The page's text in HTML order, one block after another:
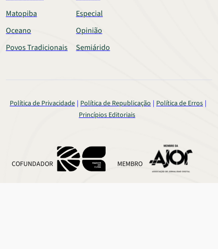
Matopiba
Especial
Oceano
Opinião
Povos Tradicionais
Semiárido
Política de Privacidade Política de Republicação
Política de Erros
Princípios Editoriais
COFUNDADOR MEMBRO